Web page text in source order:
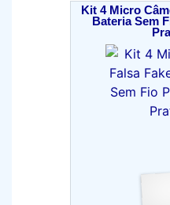
Kit 4 Micro
Bateria Sem